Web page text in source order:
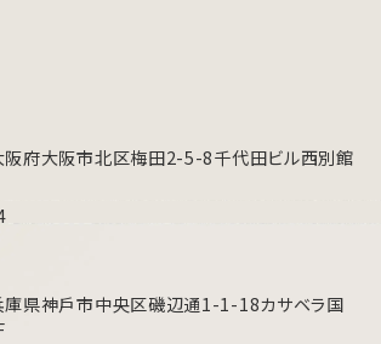
府大阪市北区梅田2-5-8千代田ビル⻄別館
県神戶市中央区磯辺通1-1-18カサベラ国